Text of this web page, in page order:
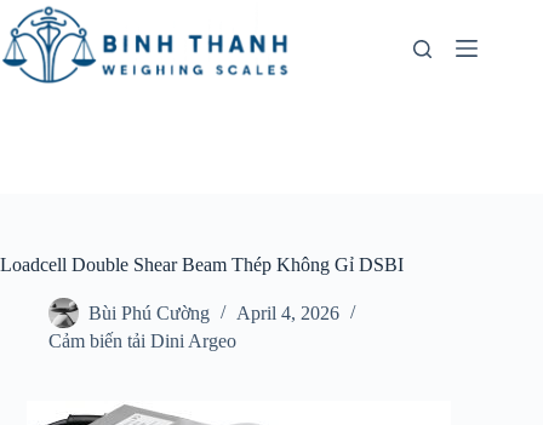
Skip
to
content
Loadcell Double Shear Beam Thép Không Gỉ DSBI
Bùi Phú Cường
April 4, 2026
Cảm biến tải Dini Argeo